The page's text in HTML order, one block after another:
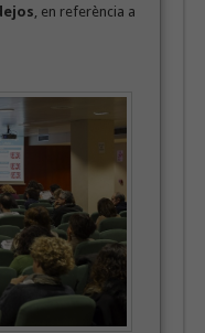
, en referència a